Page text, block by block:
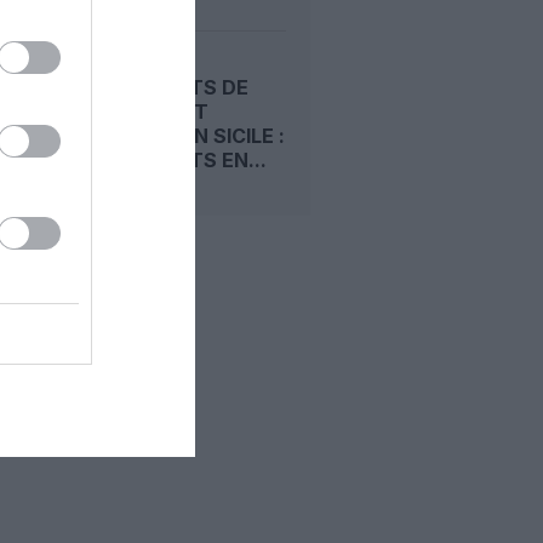
AÉROPORTS DE
CATANE ET
COMISO EN SICILE :
DIX GÉANTS EN...